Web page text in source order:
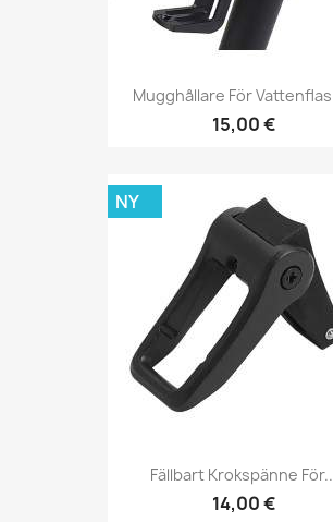
Mugghållare För
15,00 €
Fällbart Krokspänne
14,00 €
NY